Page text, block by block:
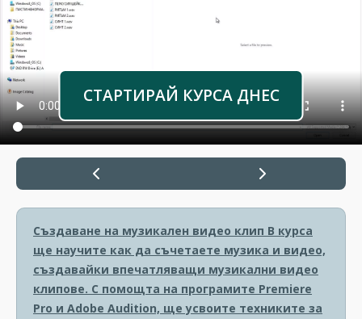
СТАРТИРАЙ КУРСА ДНЕС
Създаване на музикален видео клип В курса
ще научите как да съчетаете музика и видео,
създавайки впечатляващи музикални видео
клипове. С помощта на програмите Premiere
Pro и Adobe Audition, ще усвоите техниките за